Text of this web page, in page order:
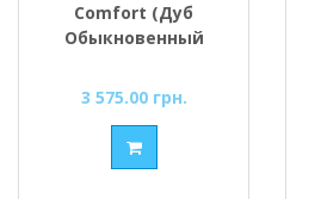
Comfort (Дуб
Обыкновенный
Сатин/BLK черным
3 575.00 грн.